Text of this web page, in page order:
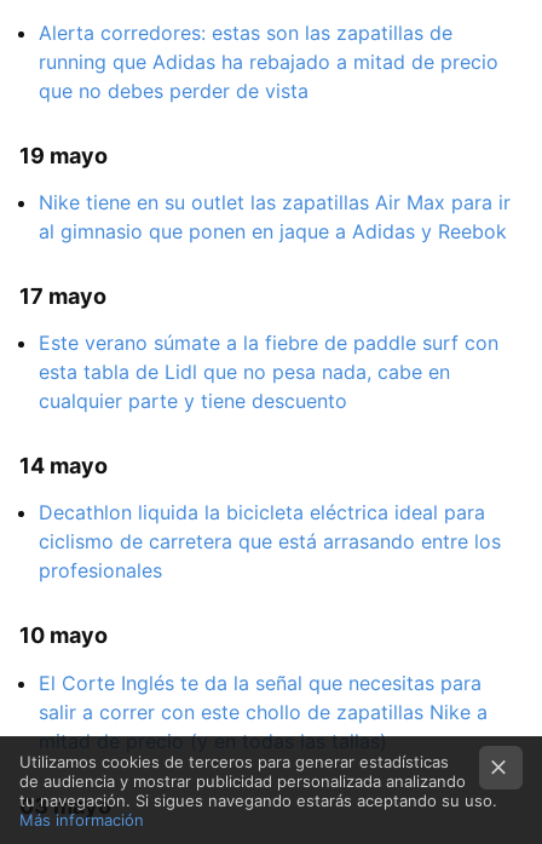
Alerta corredores: estas son las zapatillas de
running que Adidas ha rebajado a mitad de precio
que no debes perder de vista
19 mayo
Nike tiene en su outlet las zapatillas Air Max para ir
al gimnasio que ponen en jaque a Adidas y Reebok
17 mayo
Este verano súmate a la fiebre de paddle surf con
esta tabla de Lidl que no pesa nada, cabe en
cualquier parte y tiene descuento
14 mayo
Decathlon liquida la bicicleta eléctrica ideal para
ciclismo de carretera que está arrasando entre los
profesionales
10 mayo
El Corte Inglés te da la señal que necesitas para
salir a correr con este chollo de zapatillas Nike a
mitad de precio (y en todas las tallas)
03 mayo
Utilizamos cookies de terceros para generar estadísticas
de audiencia y mostrar publicidad personalizada analizando
tu navegación. Si sigues navegando estarás aceptando su uso.
Más información